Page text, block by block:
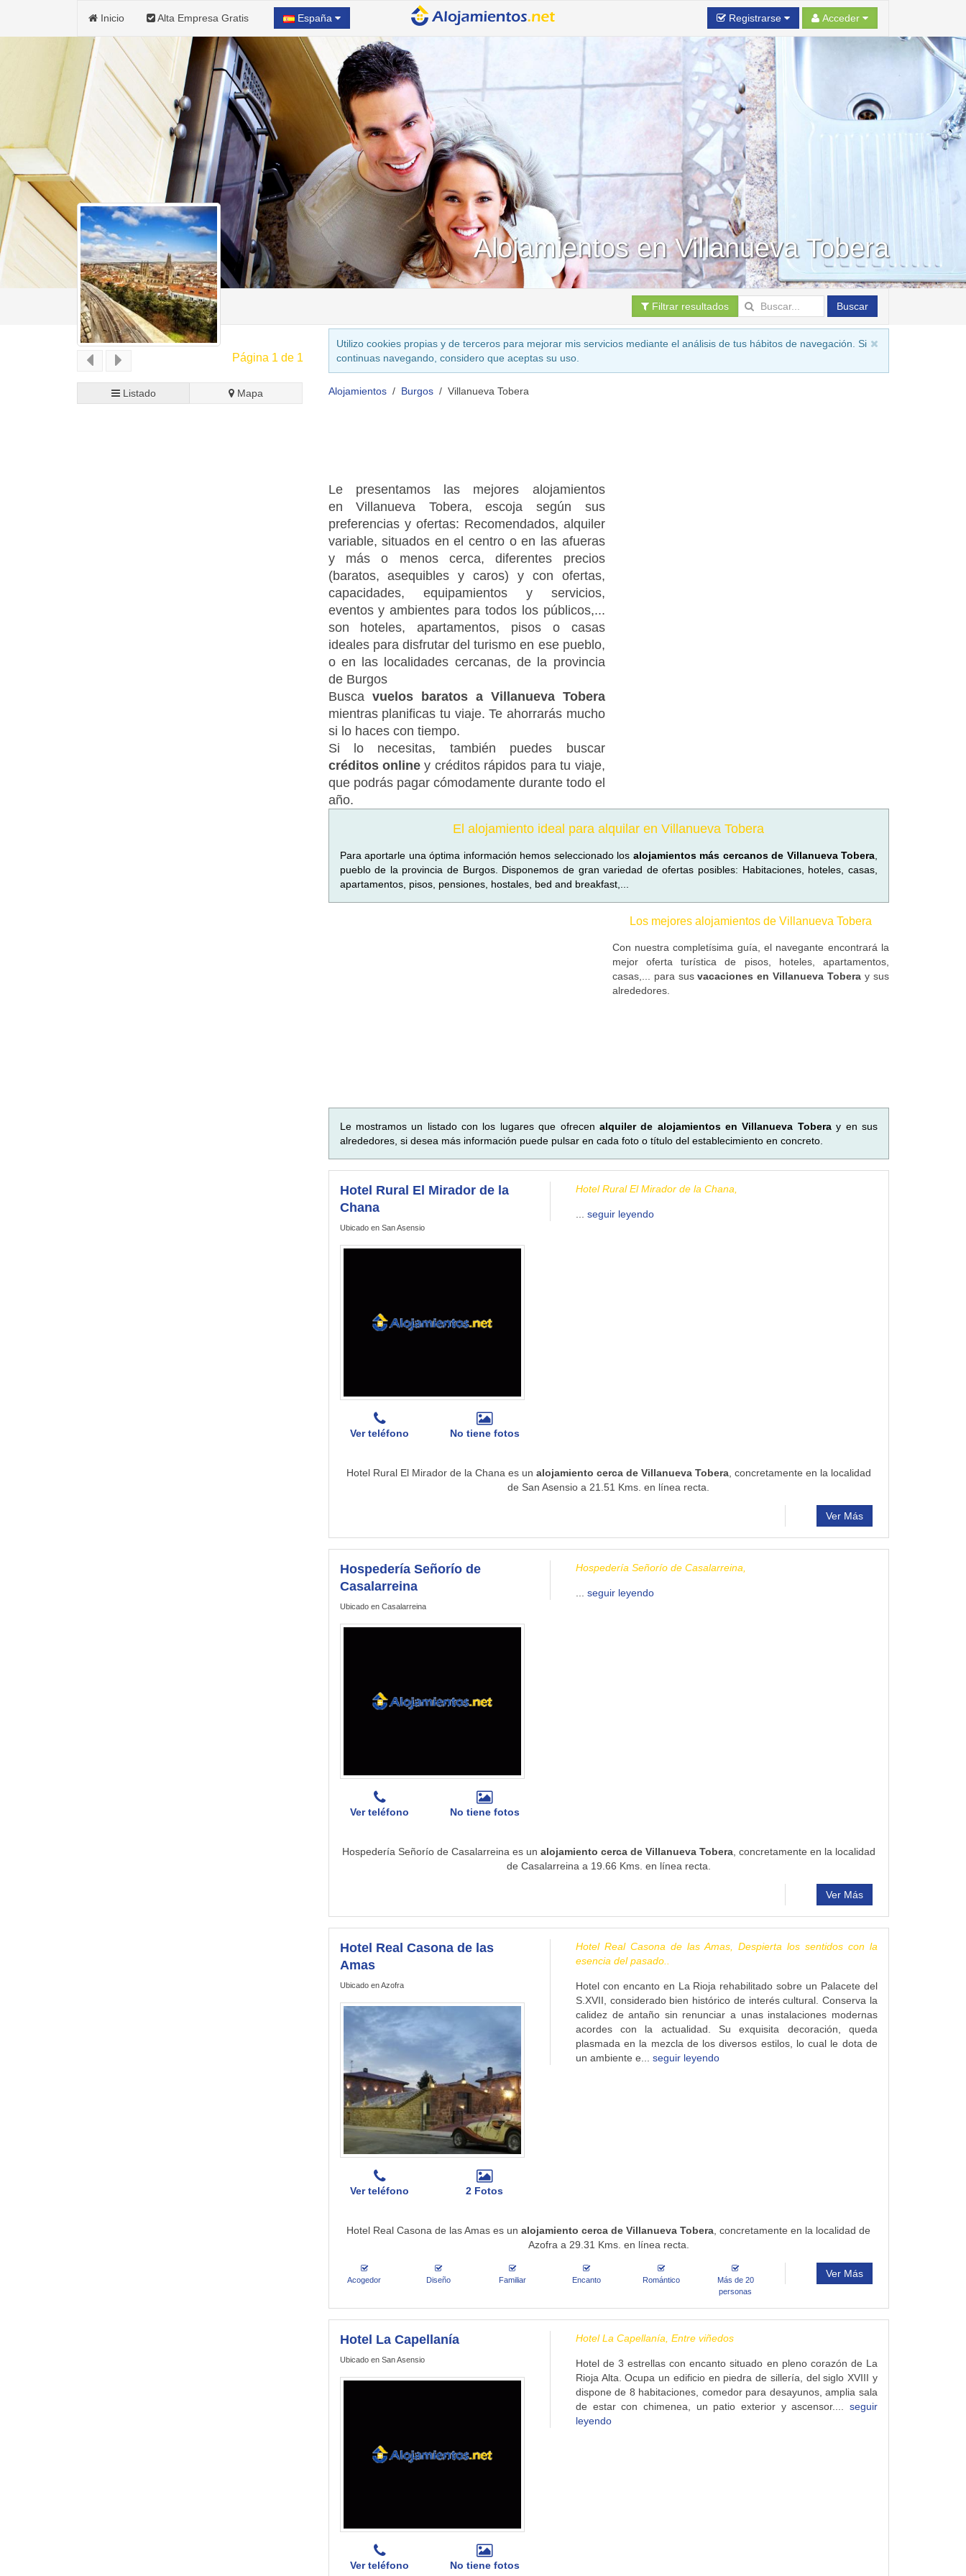
Inicio Alta Empresa Gratis España Registrarse Acceder
Alojamientos en Villanueva Tobera
Filtrar resultados Buscar
Página 1 de 1
Listado Mapa
Utilizo cookies propias y de terceros para mejorar mis servicios mediante el análisis de tus hábitos de navegación. Si
continuas navegando, considero que aceptas su uso.
Alojamientos Burgos Villanueva Tobera
Le presentamos las mejores alojamientos
en Villanueva Tobera, escoja según sus
preferencias y ofertas: Recomendados, alquiler
variable, situados en el centro o en las afueras
y más o menos cerca, diferentes precios
(baratos, asequibles y caros) y con ofertas,
capacidades, equipamientos y servicios,
eventos y ambientes para todos los públicos,...
son hoteles, apartamentos, pisos o casas
ideales para disfrutar del turismo en ese pueblo,
o en las localidades cercanas, de la provincia
de Burgos
Busca vuelos baratos a Villanueva Tobera
mientras planificas tu viaje. Te ahorrarás mucho
si lo haces con tiempo.
Si lo necesitas, también puedes buscar
créditos onliney créditos rápidos para tu viaje,
que podrás pagar cómodamente durante todo el
año.
El alojamiento ideal para alquilar en Villanueva Tobera
Para aportarle una óptima información hemos seleccionado los alojamientos más cercanos de Villanueva Tobera
pueblo de la provincia de Burgos. Disponemos de gran variedad de ofertas posibles: Habitaciones, hoteles, casas,
apartamentos, pisos, pensiones, hostales, bed and breakfast,...
Los mejores alojamientos de Villanueva Tobera
Con nuestra completísima guía, el navegante encontrará la
mejor oferta turística de pisos, hoteles, apartamentos,
casas,... para susvacaciones en Villanueva Tobera y sus
alrededores.
Le mostramos un listado con los lugares que ofrecen alquiler de alojamientos en Villanueva Toberay en sus
alrededores, si desea más información puede pulsar en cada foto o título del establecimiento en concreto.
Hotel Rural El Mirador de la
Chana
Ubicado en San Asensio
Ver teléfono No tiene fotos
Hotel Rural El Mirador de la Chana,
seguir leyendo
Hotel Rural El Mirador de la Chana es un alojamiento cerca de Villanueva Tobera, concretamente en la localidad
de San Asensio a 21.51 Kms. en línea recta.
Ver Más
Hospedería Señorío de
Casalarreina
Ubicado en Casalarreina
Ver teléfono No tiene fotos
Hospedería Señorío de Casalarreina,
seguir leyendo
Hospedería Señorío de Casalarreina es un alojamiento cerca de Villanueva Tobera, concretamente en la localidad
de Casalarreina a 19.66 Kms. en línea recta.
Ver Más
Hotel Real Casona de las
Amas
Ubicado en Azofra
Ver teléfono 2 Fotos
Hotel Real Casona de las Amas, Despierta los sentidos con la
esencia del pasado..
Hotel con encanto en La Rioja rehabilitado sobre un Palacete del
S.XVII, considerado bien histórico de interés cultural. Conserva la
calidez de antaño sin renunciar a unas instalaciones modernas
acordes con la actualidad. Su exquisita decoración, queda
plasmada en la mezcla de los diversos estilos, lo cual le dota de
un ambiente e... seguir leyendo
Hotel Real Casona de las Amas es unalojamiento cerca de Villanueva Tobera , concretamente en la localidad de
Azofra a 29.31 Kms. en línea recta.
Acogedor Diseño Familiar Encanto Romántico
Más de 20
personas
Ver Más
Hotel La Capellanía
Ubicado en San Asensio
Ver teléfono No tiene fotos
Hotel La Capellanía, Entre viñedos
Hotel de 3 estrellas con encanto situado en pleno corazón de La
Rioja Alta. Ocupa un edificio en piedra de sillería, del siglo XVIII y
dispone de 8 habitaciones, comedor para desayunos, amplia sala
de estar con chimenea, un patio exterior y ascensor.... seguir
leyendo